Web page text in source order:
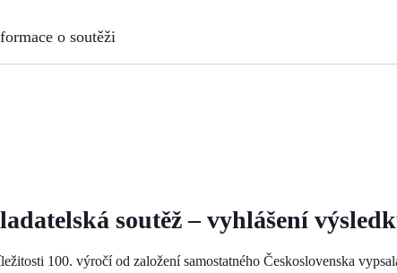
o soutěži
soutěž – vyhlášení
100. výročí od založení samostatného Československa